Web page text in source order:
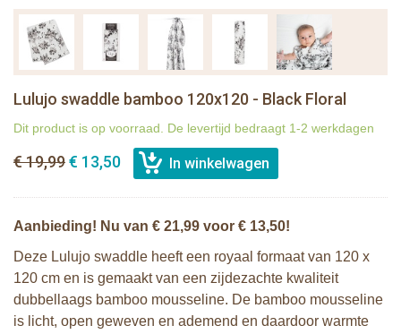
Lulujo swaddle bamboo 120x120 - Black Floral
Dit product is op voorraad. De levertijd bedraagt 1-2 werkdagen
€ 19,99€ 13,50
Aanbieding! Nu van € 21,99 voor € 13,50!
Deze Lulujo swaddle heeft een royaal formaat van 120 x
120 cm en is gemaakt van een zijdezachte kwaliteit
dubbellaags bamboo mousseline. De bamboo mousseline
is licht, open geweven en ademend en daardoor warmte